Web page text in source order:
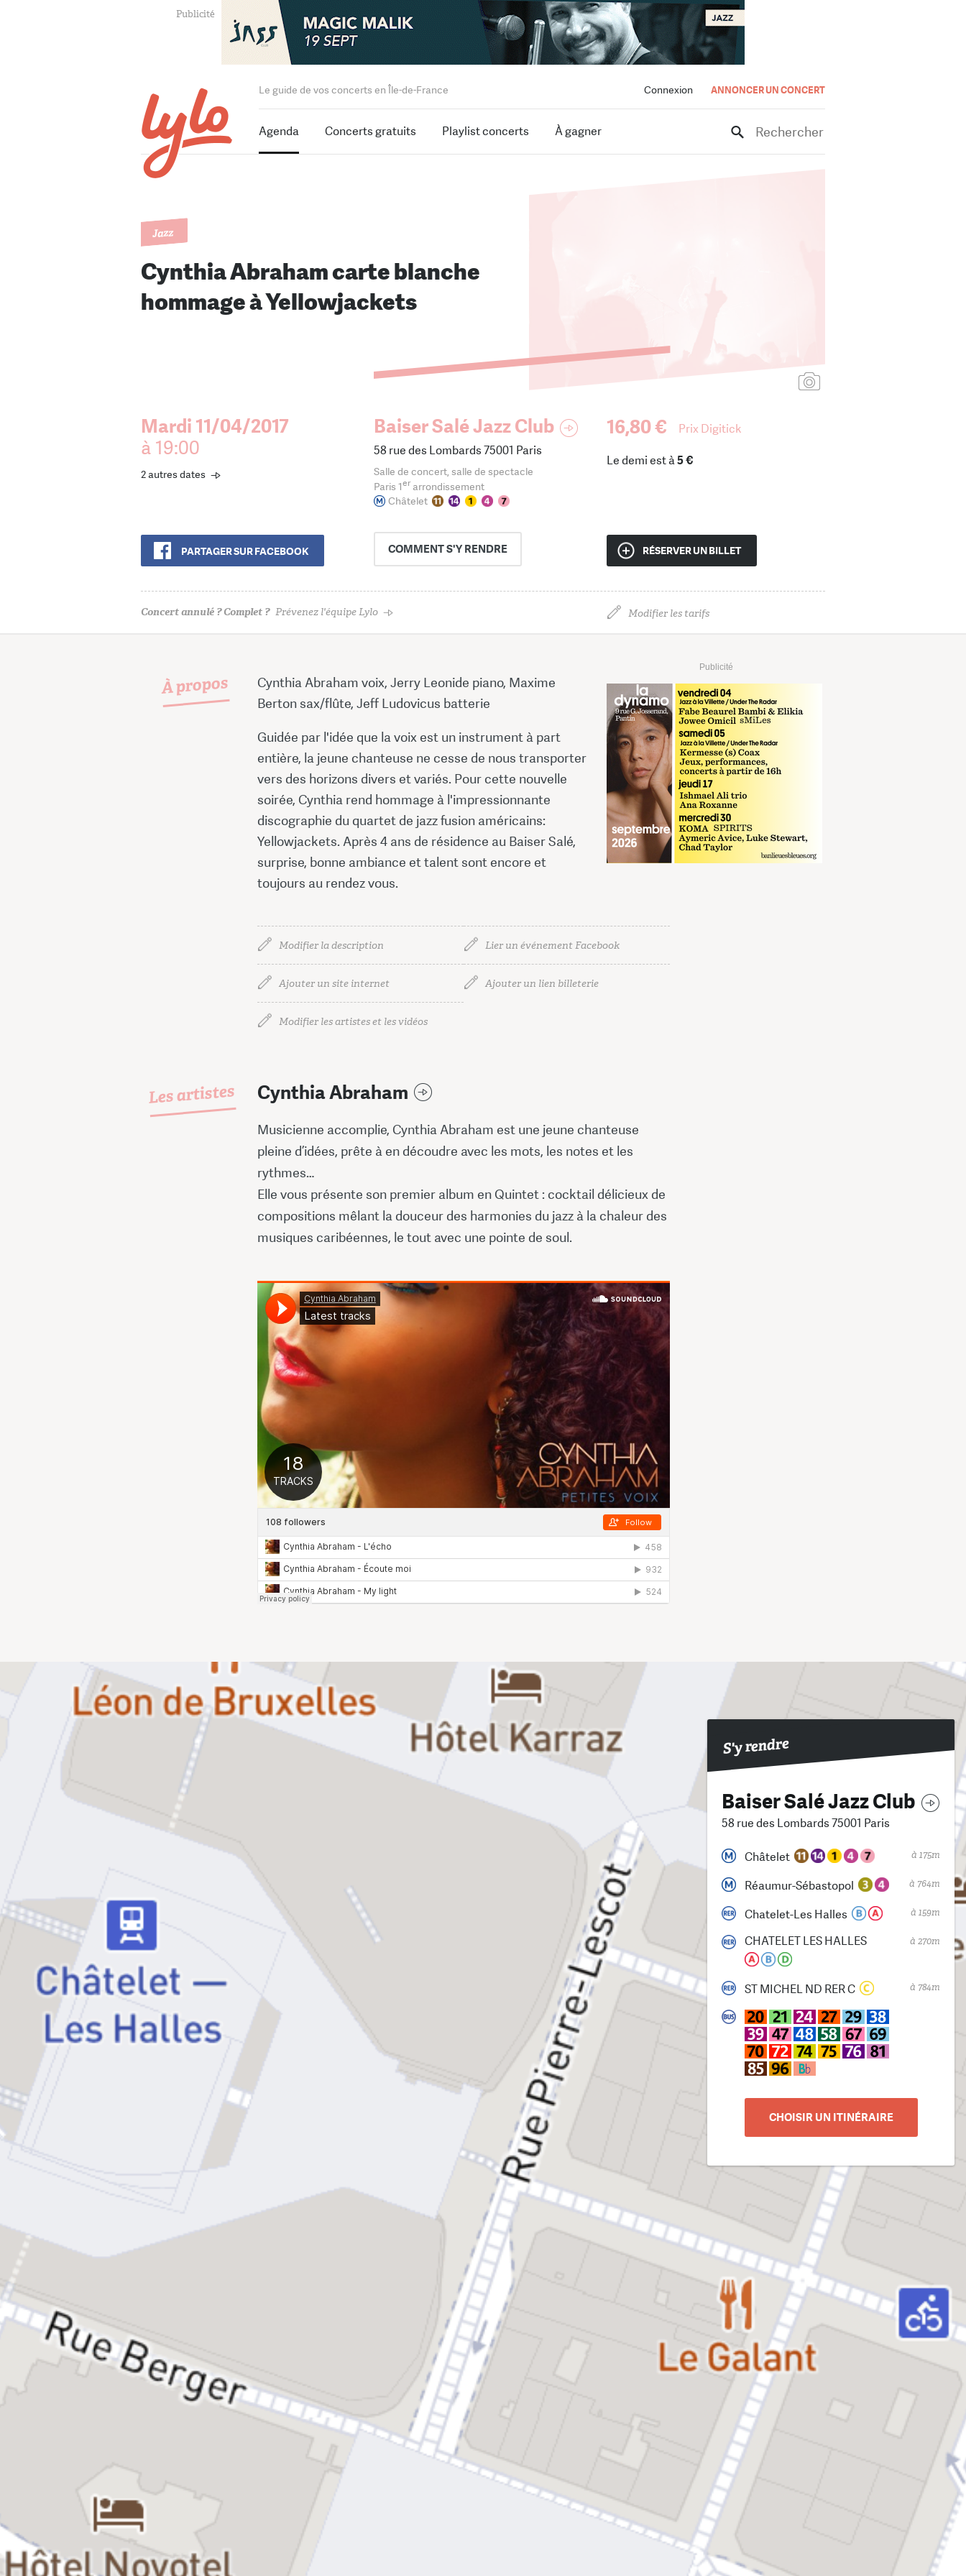
Connexion ANNONCER UN CONCERT
Le guide de vos concerts en Île-de-France
Agenda Concerts gratuits Playlist concerts À gagner Rechercher
Jazz
Cynthia Abraham carte blanche
hommage à Yellowjackets
Mardi 11/04/2017
à 19:00
2 autres dates
PARTAGER SUR FACEBOOK
Baiser Salé Jazz Club
58 rue des Lombards 75001 Paris
Salle de concert, salle de spectacle
Paris 1erarrondissement
Châtelet
COMMENTS'Y RENDRE
16,80 € Prix Digitick
RÉSERVER UN BILLET
17 € RÉSERVER sur fnac.com
16,80 € RÉSERVER sur digitick.com
Le demi est à5 €
Concert annulé ? Complet ? Prévenez l'équipe Lylo Modifier les tarifs
À propos
Publicité
Cynthia Abraham voix, Jerry Leonide piano, Maxime
Berton sax/flûte, Jeff Ludovicus batterie
Guidée par l'idée que la voix est un instrument à part
entière, la jeune chanteuse ne cesse de nous transporter
vers des horizons divers et variés. Pour cette nouvelle
soirée, Cynthia rend hommage à l'impressionnante
discographie du quartet de jazz fusion américains:
Yellowjackets. Après 4 ans de résidence au Baiser Salé,
surprise, bonne ambiance et talent sont encore et
toujours au rendez vous.
Modifier la description Lier un événement Facebook
Ajouter un site internet Ajouter un lien billeterie
Modifier les artistes et les vidéos
Les artistes Cynthia Abraham
Musicienne accomplie, Cynthia Abraham est une jeune chanteuse
pleine d’idées, prête à en découdre avec les mots, les notes et les
rythmes…
Elle vous présente son premier album en Quintet : cocktail délicieux de
compositions mêlant la douceur des harmonies du jazz à la chaleur des
musiques caribéennes, le tout avec une pointe de soul.
S'y rendre
Baiser Salé Jazz Club
58 rue des Lombards 75001 Paris
Châtelet à 175m
Réaumur-Sébastopol à 764m
Chatelet-Les Halles à 159m
CHATELET LES HALLES à 270m
ST MICHEL ND RER C à 784m
CHOISIR UN ITINÉRAIRE